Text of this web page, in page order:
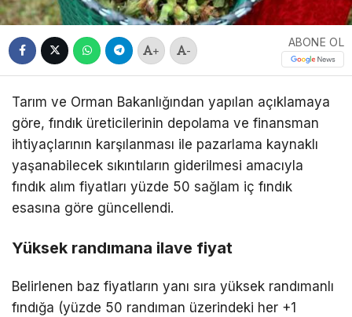
+ -
ABONE OL
Tarım ve Orman Bakanlığından yapılan açıklamaya
göre, fındık üreticilerinin depolama ve finansman
ihtiyaçlarının karşılanması ile pazarlama kaynaklı
yaşanabilecek sıkıntıların giderilmesi amacıyla
fındık alım fiyatları yüzde 50 sağlam iç fındık
esasına göre güncellendi.
Yüksek randımana ilave fiyat
Belirlenen baz fiyatların yanı sıra yüksek randımanlı
fındığa (yüzde 50 randıman üzerindeki her +1